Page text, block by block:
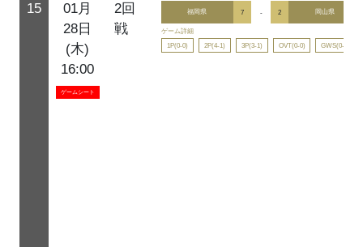
15
01月
28日
(木)
16:00
ゲームシート
2回
戦
福岡県 7 - 2 岡山県
ゲーム詳細
1P(0-0)
2P(4-1) 3P(3-1) OVT(0-0) GWS(0-0)